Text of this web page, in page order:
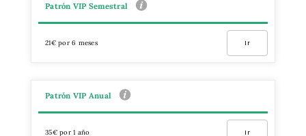
Patrón VIP Semestral
21€ por 6 meses Ir
Patrón VIP Anual
35€ por 1 año Ir